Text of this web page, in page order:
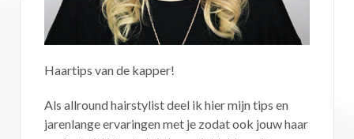
Haartips van de kapper!
Als allround hairstylist deel ik hier mijn tips en
jarenlange ervaringen met je zodat ook jouw haar